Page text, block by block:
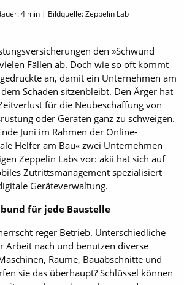
4 min | Bildquelle: Zeppelin Lab
den »Schwund
Fällen ab. Doch wie so oft kommt
an, damit ein Unternehmen am
Schaden sitzenbleibt. Den Ärger hat
für die Neubeschaffung von
oder Geräten ganz zu schweigen.
Juni im Rahmen der Online-
Helfer am Bau« zwei Unternehmen
Zeppelin Labs vor: akii hat sich auf
Zutrittsmanagement spezialisiert
Geräteverwaltung.
für jede Baustelle
reger Betrieb. Unterschiedliche
Arbeit nach und benutzen diverse
Räume, Bauabschnitte und
sie das überhaupt? Schlüssel können